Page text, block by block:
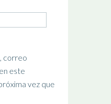
correo
este
vez que